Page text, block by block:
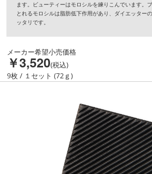
ます。ビューティーはモロシルを練りこんでいます。
とれるモロシルは脂肪低下作用があり、ダイエッター
ッタリです。
メーカー希望小売価格
￥3,520(税込)
9枚 / １セット (72ｇ)